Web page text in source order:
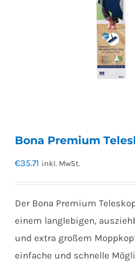
Bona Premium
€35.71 inkl. MwSt.
Der Bona Premium
einem langlebigen,
und extra großem
einfache und schnelle